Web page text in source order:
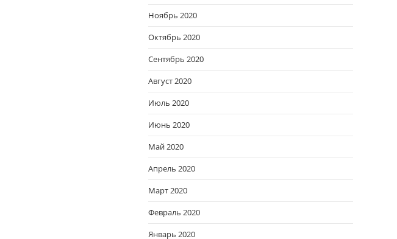
Ноябрь 2020
Октябрь 2020
Сентябрь 2020
Август 2020
Июль 2020
Июнь 2020
Май 2020
Апрель 2020
Март 2020
Февраль 2020
Январь 2020